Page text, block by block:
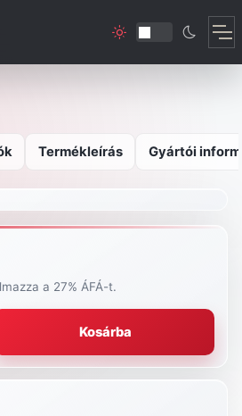
Termékleírás Gyártói
a 27% ÁFÁ-t.
Kosárba